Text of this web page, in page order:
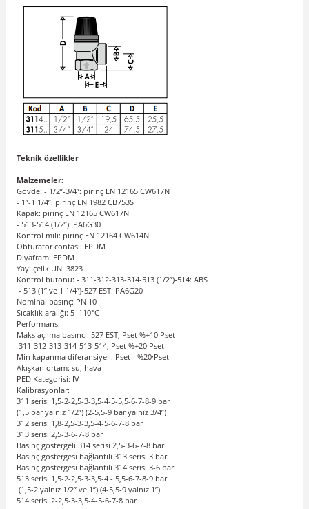
Teknik özellikler
Malzemeler:
Gövde: - 1/2”-3/4”: pirinç EN 12165 CW617N
- 1”-1 1/4”: pirinç EN 1982 CB753S
Kapak: pirinç EN 12165 CW617N
- 513-514 (1/2”): PA6G30
Kontrol mili: pirinç EN 12164 CW614N
Obtüratör contası: EPDM
Diyafram: EPDM
Yay: çelik UNI 3823
Kontrol butonu: - 311-312-313-314-513 (1/2”)-514: ABS
- 513 (1” ve 1 1/4”)-527 EST: PA6G20
Nominal basınç: PN 10
Sıcaklık aralığı: 5–110°C
Performans:
Maks açılma basıncı: 527 EST; Pset %+10·Pset
311-312-313-314-513-514; Pset %+20·Pset
Min kapanma diferansiyeli: Pset - %20·Pset
Akışkan ortam: su, hava
PED Kategorisi: IV
Kalibrasyonlar:
311 serisi 1,5-2-2,5-3-3,5-4-5-5,5-6-7-8-9 bar
(1,5 bar yalnız 1/2”) (2-5,5-9 bar yalnız 3/4”)
312 serisi 1,8-2,5-3-3,5-4-5-6-7-8 bar
313 serisi 2,5-3-6-7-8 bar
Basınç göstergeli 314 serisi 2,5-3-6-7-8 bar
Basınç göstergesi bağlantılı 313 serisi 3 bar
Basınç göstergesi bağlantılı 314 serisi 3-6 bar
513 serisi 1,5-2-2,5-3-3,5-4 - 5,5-6-7-8-9 bar
(1,5-2 yalnız 1/2” ve 1”) (4-5,5-9 yalnız 1”)
514 serisi 2-2,5-3-3,5-4-5-6-7-8 bar